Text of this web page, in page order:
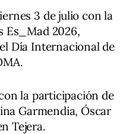
3 de julio con la
Es_Mad 2026,
Día Internacional de
la participación de
Garmendia, Óscar
Tejera.